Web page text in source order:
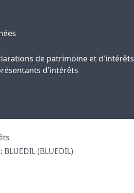
de patrimoine et d'intérêts
d'intérêts
(BLUEDIL)